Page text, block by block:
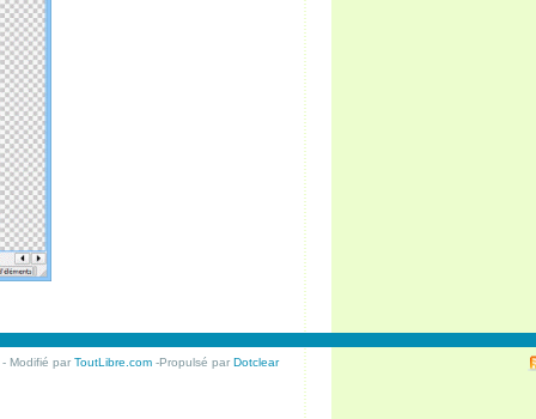
- Modifié par ToutLibre.com -Propulsé par Dotclear